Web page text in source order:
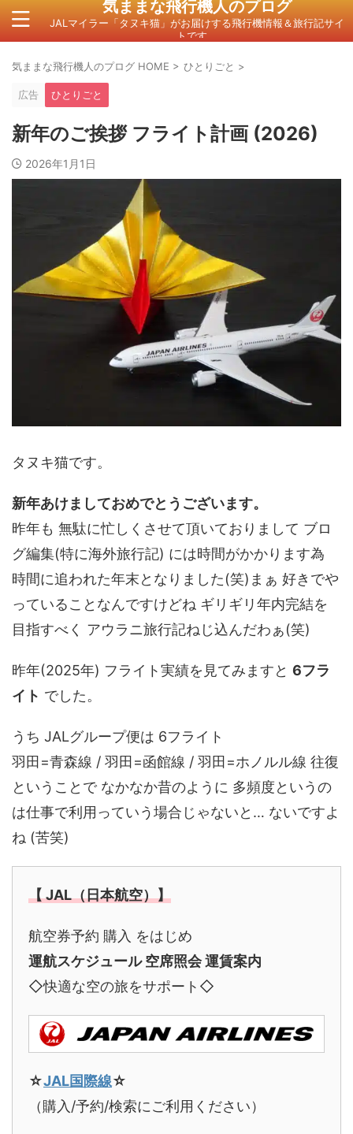
気ままな飛行機人のプログ
JALマイラー「タヌキ猫」がお届けする飛行機情報＆旅行記サイ
トです。
気ままな飛行機人のプログ HOME > ひとりごと >
広告 ひとりごと
新年のご挨拶 フライト計画 (2026)
2026年1月1日
タヌキ猫です。
新年あけましておめでとうございます。
昨年も 無駄に忙しくさせて頂いておりまして ブロ
グ編集(特に海外旅行記) には時間がかかります為
時間に追われた年末となりました(笑)まぁ 好きでや
っていることなんですけどね ギリギリ年内完結を
目指すべく アウラニ旅行記ねじ込んだわぁ(笑)
昨年(2025年) フライト実績を見てみますと 6フラ
イト でした。
うち JALグループ便は 6フライト
羽田=青森線 / 羽田=函館線 / 羽田=ホノルル線 往復
ということで なかなか昔のように 多頻度というの
は仕事で利用っていう場合じゃないと… ないですよ
ね (苦笑)
【 JAL（日本航空）】
航空券予約 購入 をはじめ
運航スケジュール 空席照会 運賃案内
◇快適な空の旅をサポート◇
☆JAL国際線☆
（購入/予約/検索にご利用ください）